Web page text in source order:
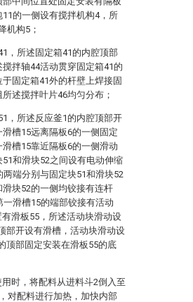
的一侧设有搅拌机构4，所
机构5；
，所述固定箱41的内腔顶部
拌轴44活动贯穿固定箱41的
固定箱41外的杆壁上焊接固
述搅拌叶片46均匀分布；
，所述反应釜1的内腔顶部开
槽15远离隔板6的一侧固定
槽15靠近隔板6的一侧滑动
和滑块52之间设有电动伸缩
端分别与固定块51和滑块52
块52的一侧均铰接有连杆
滑槽15的端部铰接有活动
滑板55，所述活动块滑动设
部开设有滑槽，活动块滑动设
顶部固定安装在滑板55的底
时，将配料从进料斗2倒入至
对配料进行加热，加快内部